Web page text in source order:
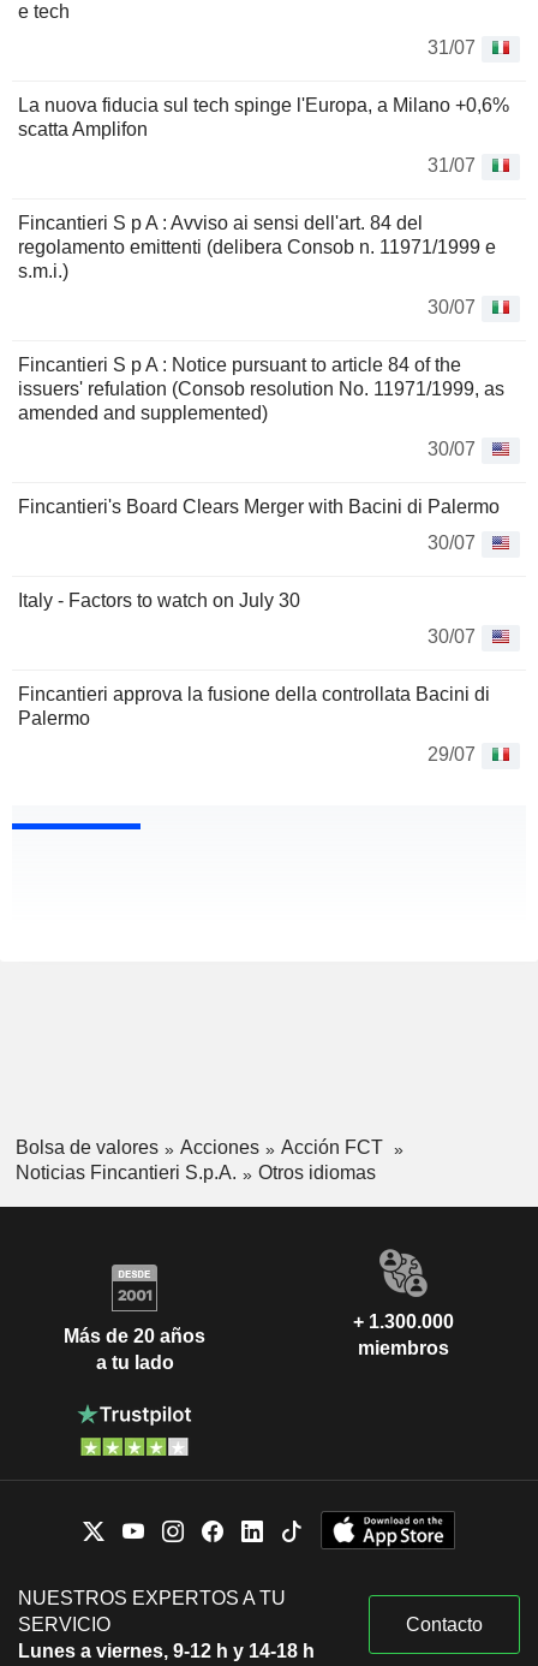
e tech
31/07
La nuova fiducia sul tech spinge l'Europa, a Milano +0,6%
scatta Amplifon
31/07
Fincantieri S p A : Avviso ai sensi dell'art. 84 del
regolamento emittenti (delibera Consob n. 11971/1999 e
s.m.i.)
30/07
Fincantieri S p A : Notice pursuant to article 84 of the
issuers' refulation (Consob resolution No. 11971/1999, as
amended and supplemented)
30/07
Fincantieri's Board Clears Merger with Bacini di Palermo
30/07
Italy - Factors to watch on July 30
30/07
Fincantieri approva la fusione della controllata Bacini di
Palermo
29/07
Bolsa de valores Acciones
Acción FCT
Noticias Fincantieri S.p.A.
Otros idiomas
Más de 20 años
a tu lado
+ 1.300.000
miembros
NUESTROS EXPERTOS A TU
SERVICIO
Lunes a viernes, 9-12 h y 14-18 h
Contacto